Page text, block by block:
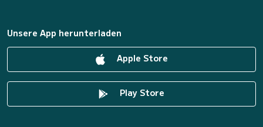
Unsere App herunterladen
Apple Store
Play Store